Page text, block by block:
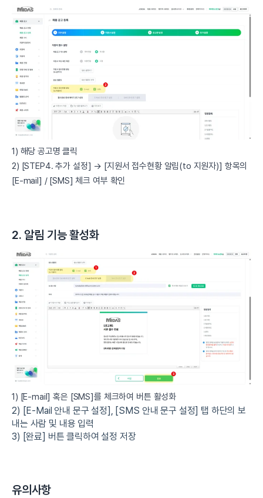
1) 해당 공고명 클릭
2) [STEP4. 추가 설정] → [지원서 접수현황 알림(to 지원자)] 항목의
[E-mail] / [SMS] 체크 여부 확인
2. 알림 기능 활성화
1) [E-mail] 혹은 [SMS]를 체크하여 버튼 활성화
2) [E-Mail 안내 문구 설정], [SMS 안내 문구 설정] 탭 하단의 보
내는 사람 및 내용 입력
3) [완료] 버튼 클릭하여 설정 저장
유의사항